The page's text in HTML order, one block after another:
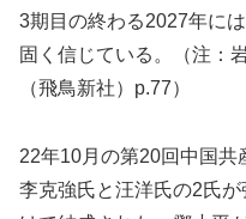
3期目の終わる2027年に
固く信じている。（注：
（飛鳥新社）p.77）
22年10月の第20回中国
李克強氏と汪洋氏の2氏